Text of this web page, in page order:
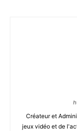
Créateur et
jeux vidéo et de